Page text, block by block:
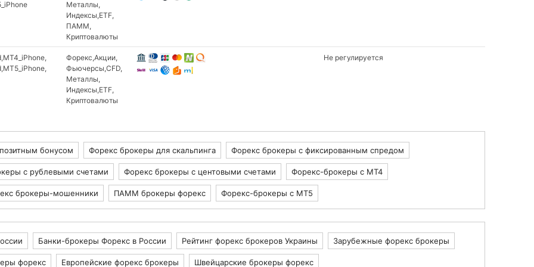
BPAY
CashU
ClickandBuy
Comepay
Contact
DIXIPAY
Dengi_online
Discover
EcoCard
Eleksnet
Euroset
FasaPay
GiroPay(bySkrill)
HandyBank
LibertyReserve
Lider
London Capital Group(LCG)
Macquarie Bank
Market Securities
Mayzus Investment Company
Merrill Lynch
Velocity
Morgan Stanley
Newedge USA LLC
Металлы
Индексы ETF
ПАММ
Криптовалюты
MT4_iPhone
MT5_iPhone
Форекс Акции
Фьючерсы CFD
Металлы
Индексы ETF
Криптовалюты
Не регулируется
бонусом Форекс брокеры для скальпинга Форекс брокеры с фиксированным спредом
с рублевыми счетами Форекс брокеры с центовыми счетами Форекс-брокеры с MT4
брокеры-мошенники ПАММ брокеры форекс Форекс-брокеры с MT5
Банки-брокеры Форекс в России Рейтинг форекс брокеров Украины Зарубежные форекс брокеры
форекс Европейские форекс брокеры Швейцарские брокеры форекс